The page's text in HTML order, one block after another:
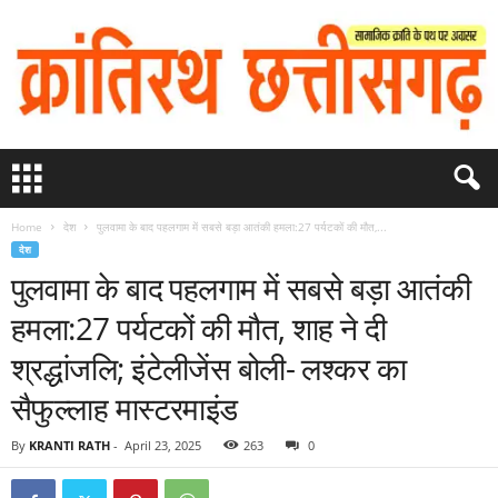
Home देश पुलवामा के बाद पहलगाम में सबसे बड़ा आतंकी हमला:27 पर्यटकों की मौत,...
देश
पुलवामा के बाद पहलगाम में सबसे बड़ा आतंकी
हमला:27 पर्यटकों की मौत, शाह ने दी
श्रद्धांजलि; इंटेलीजेंस बोली- लश्कर का
सैफुल्लाह मास्टरमाइंड
By KRANTI RATH - April 23, 2025 263 0